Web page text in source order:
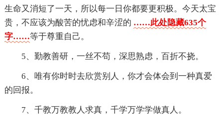
生命又消短了一天，所以每一日你都要更积极。今天太宝
贵，不应该为酸苦的忧虑和辛涩的 ……此处隐藏635个
字……等于尊重自己。
5、勤教善研，一丝不苟，深思熟虑，百折不挠。
6、唯有你时时去欣赏别人，你才会体会到一种真爱
的回报。
7、千教万教教人求真，千学万学学做真人。